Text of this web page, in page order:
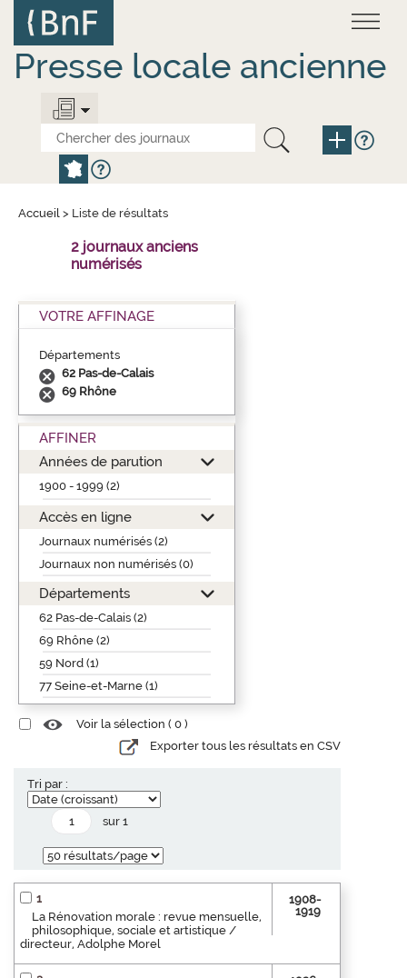
contenu
principal
Presse locale ancienne
Accueil > Liste de résultats
2 journaux anciens
numérisés
VOTRE AFFINAGE
Départements
62 Pas-de-Calais
69 Rhône
AFFINER
Années de parution
1900 - 1999 (2)
Accès en ligne
Journaux numérisés (2)
Journaux non numérisés (0)
Départements
62 Pas-de-Calais (2)
69 Rhône (2)
59 Nord (1)
77 Seine-et-Marne (1)
Voir la sélection ( 0 )
Exporter tous les résultats en CSV
Tri par :
sur 1
1
La Rénovation morale : revue mensuelle,
philosophique, sociale et artistique /
directeur, Adolphe Morel
1908-
1919
Panneau de gestion des cookies